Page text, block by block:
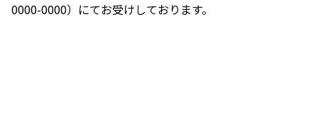
0000-0000）にてお受けしております。